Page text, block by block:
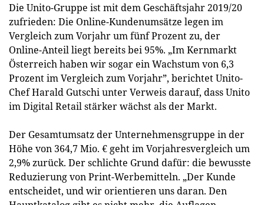
Die Unito-Gruppe ist mit dem Geschäftsjahr 2019/20
zufrieden: Die Online-Kundenumsätze legen im
Vergleich zum Vorjahr um fünf Prozent zu, der
Online-Anteil liegt bereits bei 95%. „Im Kernmarkt
Österreich haben wir sogar ein Wachstum von 6,3
Prozent im Vergleich zum Vorjahr”, berichtet Unito-
Chef Harald Gutschi unter Verweis darauf, dass Unito
im Digital Retail stärker wächst als der Markt.
Der Gesamtumsatz der Unternehmensgruppe in der
Höhe von 364,7 Mio. € geht im Vorjahresvergleich um
2,9% zurück. Der schlichte Grund dafür: die bewusste
Reduzierung von Print-Werbemitteln. „Der Kunde
entscheidet, und wir orientieren uns daran. Den